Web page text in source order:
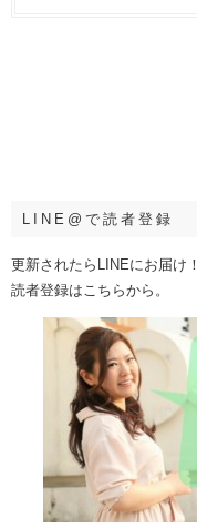
LINE@で読者登録
更新されたらLINEにお届け！
読者登録はこちらから。